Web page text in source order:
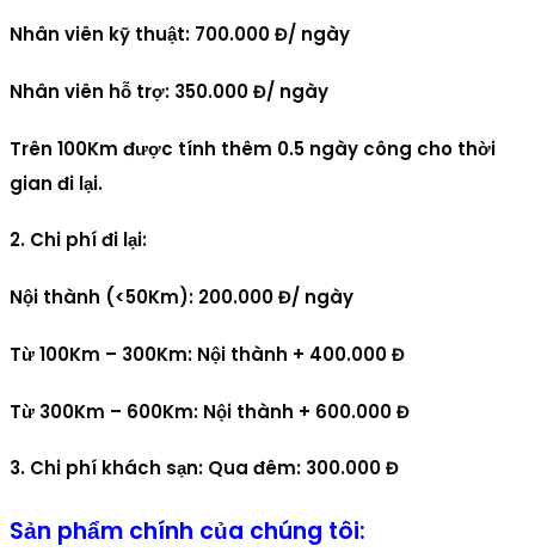
Nhân viên kỹ thuật: 700.000 Đ/ ngày
Nhân viên hỗ trợ: 350.000 Đ/ ngày
Trên 100Km được tính thêm 0.5 ngày công cho thời
gian đi lại.
2. Chi phí đi lại:
Nội thành (<50Km): 200.000 Đ/ ngày
Từ 100Km – 300Km: Nội thành + 400.000 Đ
Từ 300Km – 600Km: Nội thành + 600.000 Đ
3. Chi phí khách sạn: Qua đêm: 300.000 Đ
Sản phẩm chính của chúng tôi: